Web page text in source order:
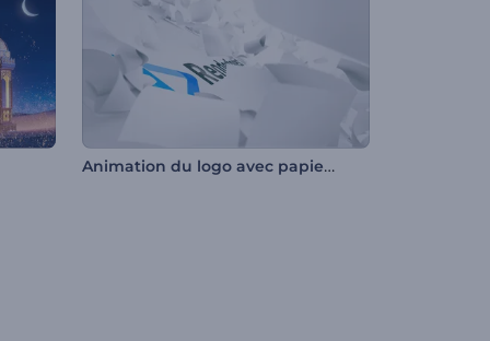
Animation du logo avec papiers volants